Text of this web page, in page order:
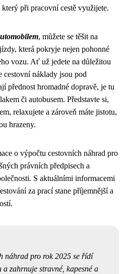
při pracovní cestě využijete.
, můžete se těšit na
která pokryje nejen pohonné
vozu. Ať už jedete na důležitou
cestovní náklady jsou pod
přednost hromadné dopravě, je tu
či autobusem. Představte si,
relaxujete a zároveň máte jistotu,
hrazeny.
o výpočtu cestovních náhrad pro
právních předpisech a
S aktuálními informacemi
za prací stane příjemnější a
náhrad pro rok 2025 se řídí
zahrnuje stravné, kapesné a